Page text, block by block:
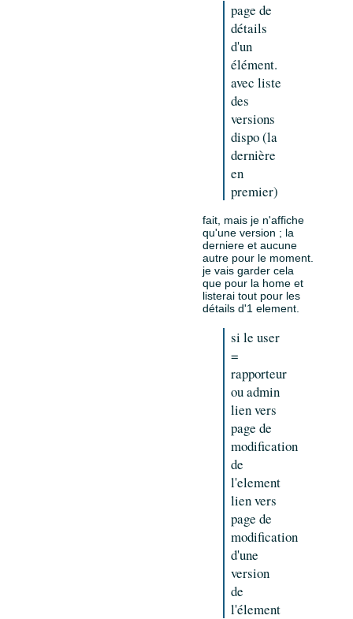
page de
détails
d'un
élément.
avec liste
des
versions
dispo (la
dernière
en
premier)
fait, mais je n'affiche
qu'une version ; la
derniere et aucune
autre pour le moment.
je vais garder cela
que pour la home et
listerai tout pour les
détails d'1 element.
si le user
=
rapporteur
ou admin
lien vers
page de
modification
de
l'element
lien vers
page de
modification
d'une
version
de
l'élement